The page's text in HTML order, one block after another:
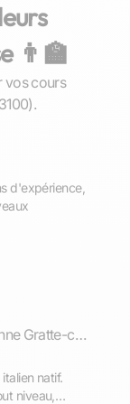
👨‍🏫
vos cours
d'expérience,
IUT Lyon 1 (site de Villeurbanne Gratte-ciel)
natif.
niveau,